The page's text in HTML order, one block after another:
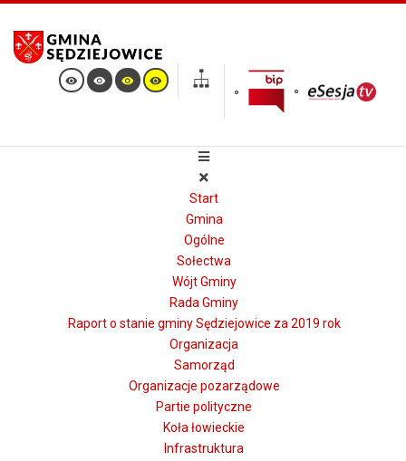
Start
Gmina
Ogólne
Sołectwa
Wójt Gminy
Rada Gminy
Raport o stanie gminy Sędziejowice za 2019 rok
Organizacja
Samorząd
Organizacje pozarządowe
Partie polityczne
Koła łowieckie
Infrastruktura